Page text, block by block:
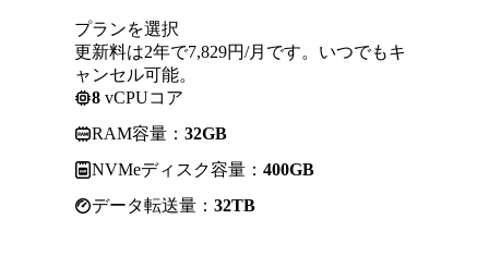
プランを選択
更新料は2年で7,829円/月です。いつでもキ
ャンセル可能。
8 vCPUコア
RAM容量： 32GB
NVMeディスク容量： 400GB
データ転送量： 32TB